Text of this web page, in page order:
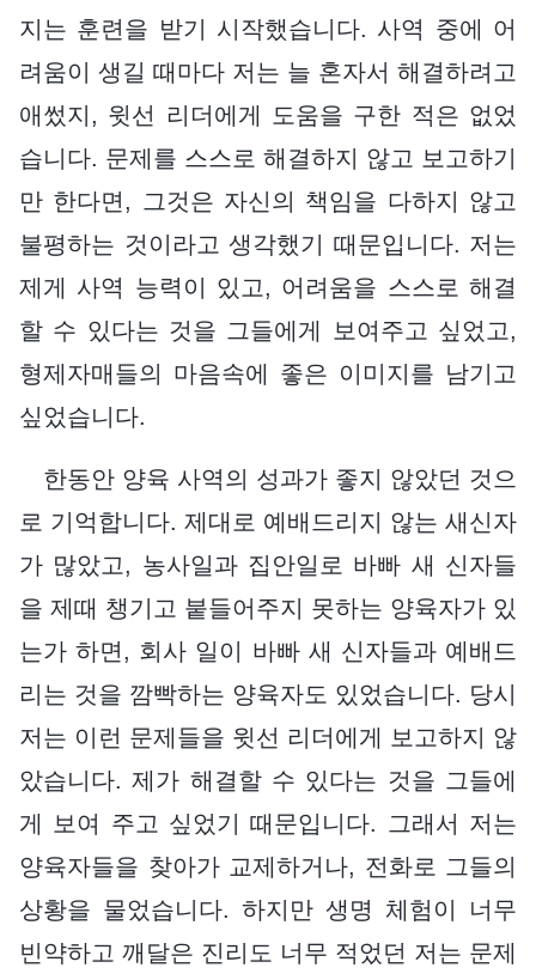
지는 훈련을 받기 시작했습니다. 사역 중에 어
려움이 생길 때마다 저는 늘 혼자서 해결하려고
애썼지, 윗선 리더에게 도움을 구한 적은 없었
습니다. 문제를 스스로 해결하지 않고 보고하기
만 한다면, 그것은 자신의 책임을 다하지 않고
불평하는 것이라고 생각했기 때문입니다. 저는
제게 사역 능력이 있고, 어려움을 스스로 해결
할 수 있다는 것을 그들에게 보여주고 싶었고,
형제자매들의 마음속에 좋은 이미지를 남기고
싶었습니다.
한동안 양육 사역의 성과가 좋지 않았던 것으
로 기억합니다. 제대로 예배드리지 않는 새신자
가 많았고, 농사일과 집안일로 바빠 새 신자들
을 제때 챙기고 붙들어주지 못하는 양육자가 있
는가 하면, 회사 일이 바빠 새 신자들과 예배드
리는 것을 깜빡하는 양육자도 있었습니다. 당시
저는 이런 문제들을 윗선 리더에게 보고하지 않
았습니다. 제가 해결할 수 있다는 것을 그들에
게 보여 주고 싶었기 때문입니다. 그래서 저는
양육자들을 찾아가 교제하거나, 전화로 그들의
상황을 물었습니다. 하지만 생명 체험이 너무
빈약하고 깨달은 진리도 너무 적었던 저는 문제